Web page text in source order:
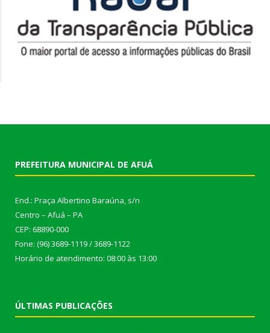
PREFEITURA MUNICIPAL DE AFUÁ
End.: Praça Albertino Baraúna, s/n
Centro – Afuá – PA
CEP: 68890-000
Fone: (96) 3689-1119 / 3689-1122
Horário de atendimento: 08:00 às 13:00
ÚLTIMAS PUBLICAÇÕES